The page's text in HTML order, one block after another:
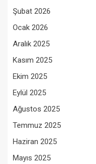
Şubat 2026
Ocak 2026
Aralık 2025
Kasım 2025
Ekim 2025
Eylül 2025
Ağustos 2025
Temmuz 2025
Haziran 2025
Mayıs 2025